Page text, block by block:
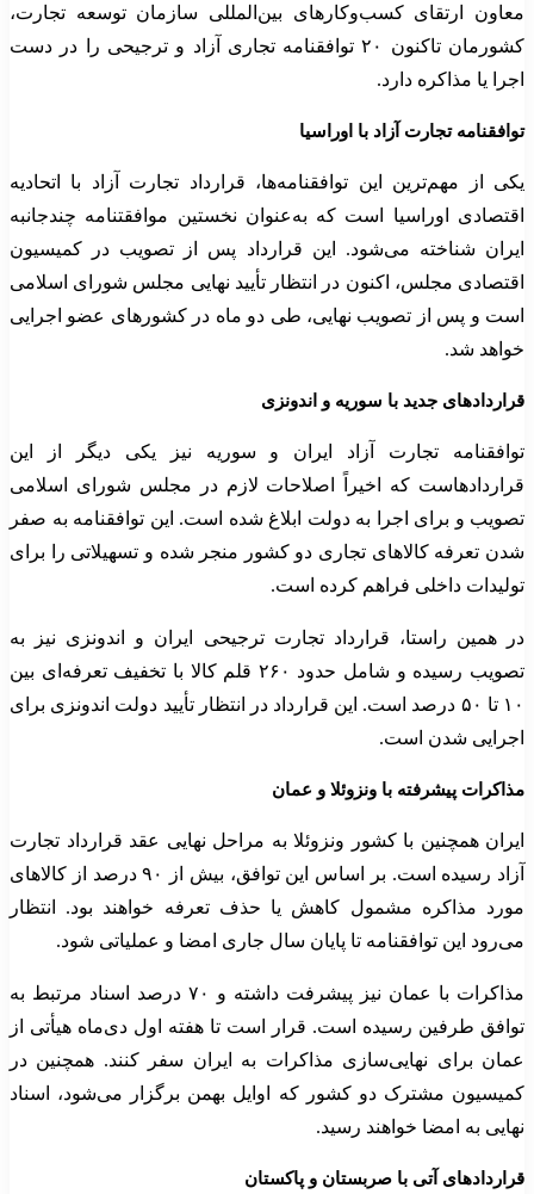
معاون ارتقای کسب‌وکارهای بین‌المللی سازمان توسعه تجارت،
کشورمان تاکنون ۲۰ توافقنامه تجاری آزاد و ترجیحی را در دست
اجرا یا مذاکره دارد.
توافقنامه تجارت آزاد با اوراسیا
یکی از مهم‌ترین این توافقنامه‌ها، قرارداد تجارت آزاد با اتحادیه
اقتصادی اوراسیا است که به‌عنوان نخستین موافقتنامه چندجانبه
ایران شناخته می‌شود. این قرارداد پس از تصویب در کمیسیون
اقتصادی مجلس، اکنون در انتظار تأیید نهایی مجلس شورای اسلامی
است و پس از تصویب نهایی، طی دو ماه در کشورهای عضو اجرایی
خواهد شد.
قراردادهای جدید با سوریه و اندونزی
توافقنامه تجارت آزاد ایران و سوریه نیز یکی دیگر از این
قراردادهاست که اخیراً اصلاحات لازم در مجلس شورای اسلامی
تصویب و برای اجرا به دولت ابلاغ شده است. این توافقنامه به صفر
شدن تعرفه کالاهای تجاری دو کشور منجر شده و تسهیلاتی را برای
تولیدات داخلی فراهم کرده است.
در همین راستا، قرارداد تجارت ترجیحی ایران و اندونزی نیز به
تصویب رسیده و شامل حدود ۲۶۰ قلم کالا با تخفیف تعرفه‌ای بین
۱۰ تا ۵۰ درصد است. این قرارداد در انتظار تأیید دولت اندونزی برای
اجرایی شدن است.
مذاکرات پیشرفته با ونزوئلا و عمان
ایران همچنین با کشور ونزوئلا به مراحل نهایی عقد قرارداد تجارت
آزاد رسیده است. بر اساس این توافق، بیش از ۹۰ درصد از کالاهای
مورد مذاکره مشمول کاهش یا حذف تعرفه خواهند بود. انتظار
می‌رود این توافقنامه تا پایان سال جاری امضا و عملیاتی شود.
مذاکرات با عمان نیز پیشرفت داشته و ۷۰ درصد اسناد مرتبط به
توافق طرفین رسیده است. قرار است تا هفته اول دی‌ماه هیأتی از
عمان برای نهایی‌سازی مذاکرات به ایران سفر کنند. همچنین در
کمیسیون مشترک دو کشور که اوایل بهمن برگزار می‌شود، اسناد
نهایی به امضا خواهند رسید.
قراردادهای آتی با صربستان و پاکستان